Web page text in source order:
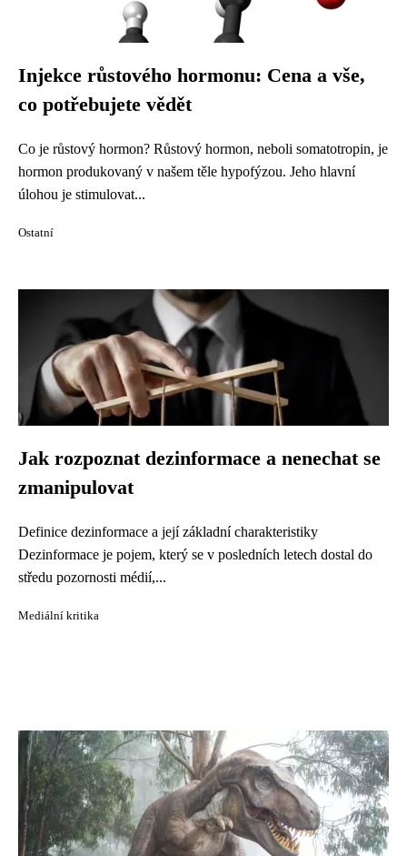
Injekce růstového hormonu: Cena a vše,
co potřebujete vědět
Co je růstový hormon? Růstový hormon, neboli somatotropin, je
hormon produkovaný v našem těle hypofýzou. Jeho hlavní
úlohou je stimulovat...
Ostatní
Jak rozpoznat dezinformace a nenechat se
zmanipulovat
Definice dezinformace a její základní charakteristiky
Dezinformace je pojem, který se v posledních letech dostal do
středu pozornosti médií,...
Mediální kritika